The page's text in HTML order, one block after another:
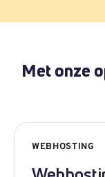
Met onze
WEBHOSTING